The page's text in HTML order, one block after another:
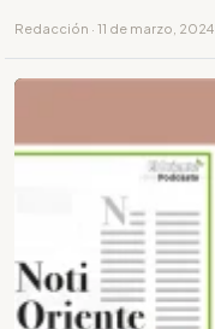
Redacción · 11 de marzo, 2024